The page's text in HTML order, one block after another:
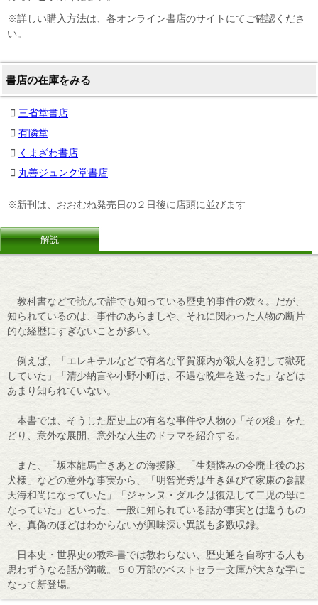
※詳しい購入方法は、各オンライン書店のサイトにてご確認くださ
い。
書店の在庫をみる
三省堂書店
有隣堂
くまざわ書店
丸善ジュンク堂書店
※新刊は、おおむね発売日の２日後に店頭に並びます
解説
教科書などで読んで誰でも知っている歴史的事件の数々。だが、
知られているのは、事件のあらましや、それに関わった人物の断片
的な経歴にすぎないことが多い。
例えば、「エレキテルなどで有名な平賀源内が殺人を犯して獄死
していた」「清少納言や小野小町は、不遇な晩年を送った」などは
あまり知られていない。
本書では、そうした歴史上の有名な事件や人物の「その後」をた
どり、意外な展開、意外な人生のドラマを紹介する。
また、「坂本龍馬亡きあとの海援隊」「生類憐みの令廃止後のお
犬様」などの意外な事実から、「明智光秀は生き延びて家康の参謀
天海和尚になっていた」「ジャンヌ・ダルクは復活して二児の母に
なっていた」といった、一般に知られている話が事実とは違うもの
や、真偽のほどはわからないが興味深い異説も多数収録。
日本史・世界史の教科書では教わらない、歴史通を自称する人も
思わずうなる話が満載。５０万部のベストセラー文庫が大きな字に
なって新登場。